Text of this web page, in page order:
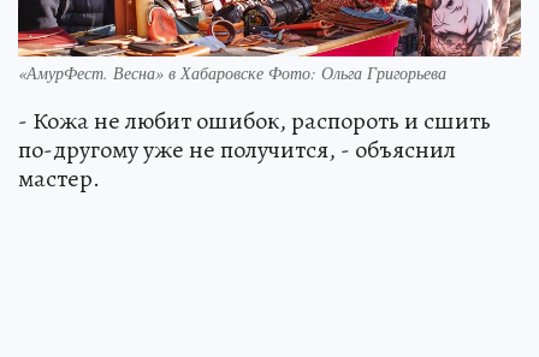
«АмурФест. Весна» в Хабаровске Фото: Ольга Григорьева
- Кожа не любит ошибок, распороть и сшить
по-другому уже не получится, - объяснил
мастер.